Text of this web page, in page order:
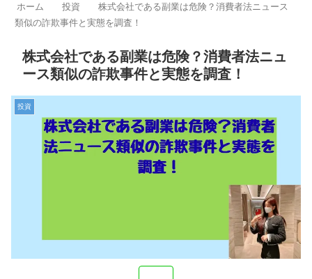
ホーム 投資
株式会社である副業は危険？消費者法ニュース
類似の詐欺事件と実態を調査！
株式会社である副業は危険？消費者法ニュ
ース類似の詐欺事件と実態を調査！
投資